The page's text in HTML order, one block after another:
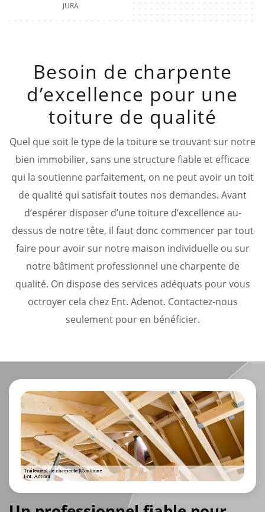
JURA
Besoin de charpente
d’excellence pour une
toiture de qualité
Quel que soit le type de la toiture se trouvant sur notre
bien immobilier, sans une structure fiable et efficace
qui la soutienne parfaitement, on ne peut avoir un toit
de qualité qui satisfait toutes nos demandes. Avant
d’espérer disposer d’une toiture d’excellence au-
dessus de notre tête, il faut donc commencer par tout
faire pour avoir sur notre maison individuelle ou sur
notre bâtiment professionnel une charpente de
qualité. On dispose des services adéquats pour vous
octroyer cela chez Ent. Adenot. Contactez-nous
seulement pour en bénéficier.